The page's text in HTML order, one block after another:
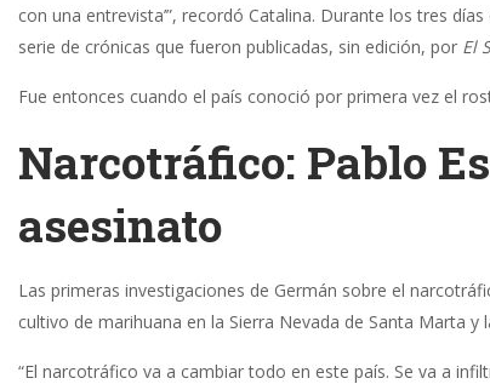
con una entrevista’”, recordó Catalina. Durante los tres
serie de crónicas que fueron publicadas, sin edición, por El
Fue entonces cuando el país conoció por primera vez el
Narcotráfico: Pablo
asesinato
Las primeras investigaciones de Germán sobre el
cultivo de marihuana en la Sierra Nevada de Santa Marta
“El narcotráfico va a cambiar todo en este país. Se va a